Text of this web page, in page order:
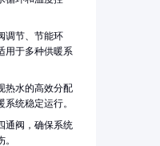
调节、节能环
用于多种供暖系
热水的高效分配
统稳定运行。
通阀，确保系统